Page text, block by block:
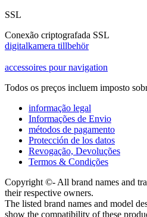
SSL
Conexão criptografada SSL
digitalkamera tillbehör
accessoires pour navigation
Todos os preços incluem imposto
informação legal
Informações de Envio
métodos de pagamento
Protección de los datos
Revogação, Devoluções
Termos & Condições
Copyright ©- All brand names and
their respective owners.
The listed brand names and model
show the compatibility of these